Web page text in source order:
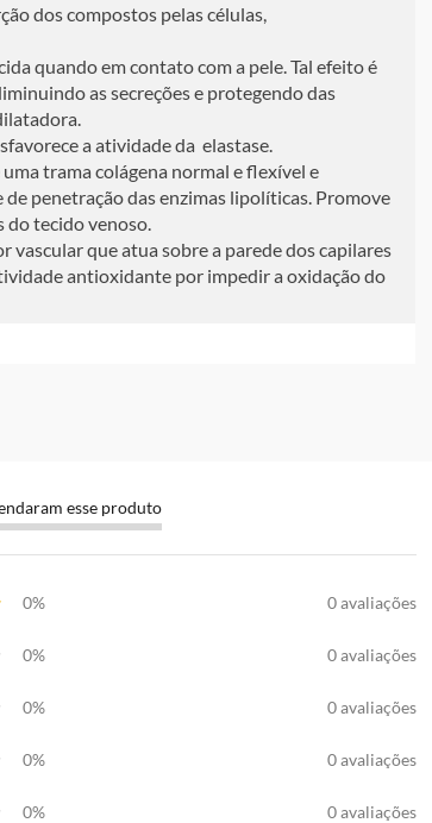
dos compostos pelas células,
quando em contato com a pele. Tal efeito é
as secreções e protegendo das
a atividade da elastase.
trama colágena normal e flexível e
penetração das enzimas lipolíticas. Promove
do tecido venoso.
que atua sobre a parede dos capilares
antioxidante por impedir a oxidação do
esse produto
0% 0 avaliações
0% 0 avaliações
0% 0 avaliações
0% 0 avaliações
0% 0 avaliações